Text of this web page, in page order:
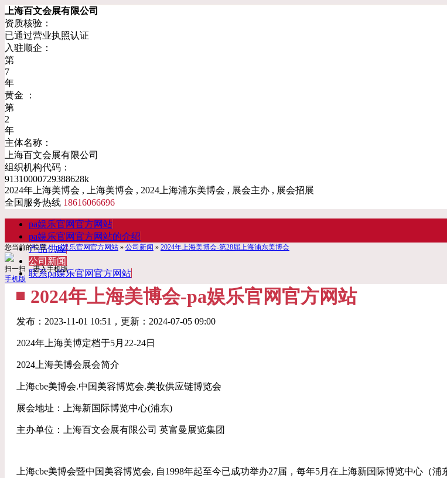
上海百文会展有限公司
资质核验：
已通过营业执照认证
入驻顺企：
第
7
年
黄金 ：
第
2
年
主体名称：
上海百文会展有限公司
组织机构代码：
91310000729388628k
2024年上海美博会 , 上海美博会 , 2024上海浦东美博会 , 展会主办 , 展会招展
全国服务热线 18616066696
pa娱乐官网官方网站
pa娱乐官网官方网站的介绍
产品供应
公司新闻
联系pa娱乐官网官方网站
您当前的位置：pa娱乐官网官方网站 » 公司新闻 » 2024年上海美博会-第28届上海浦东美博会
扫一扫，进入手机版
手机版
2024年上海美博会-pa娱乐官网官方网站
发布： 2023-11-01 10:51 ，更新： 2024-07-05 09:00
2024年上海美博定档于5月22-24日
2024上海美博会展会简介
上海cbe美博会.中国美容博览会.美妆供应链博览会
展会地址：上海新国际博览中心(浦东)
主办单位：上海百文会展有限公司 英富曼展览集团
上海cbe美博会暨中国美容博览会, 自1998年起至今已成功举办27届，每年5月在上海新国际博览中心